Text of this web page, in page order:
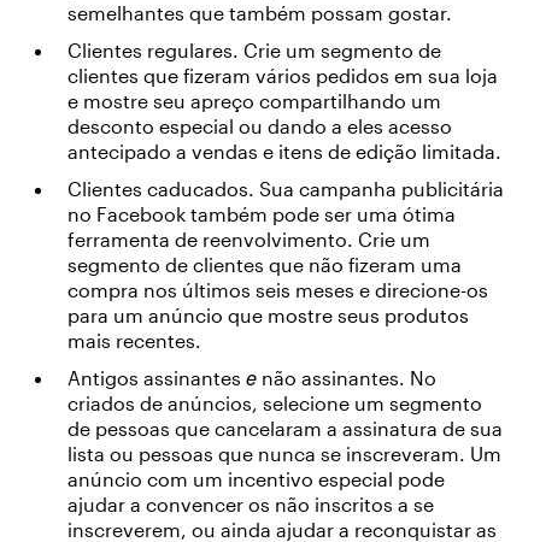
semelhantes que também possam gostar.
Clientes regulares. Crie um segmento de
clientes que fizeram vários pedidos em sua loja
e mostre seu apreço compartilhando um
desconto especial ou dando a eles acesso
antecipado a vendas e itens de edição limitada.
Clientes caducados. Sua campanha publicitária
no Facebook também pode ser uma ótima
ferramenta de reenvolvimento. Crie um
segmento de clientes que não fizeram uma
compra nos últimos seis meses e direcione-os
para um anúncio que mostre seus produtos
mais recentes.
Antigos assinantes e não assinantes. No
criados de anúncios, selecione um segmento
de pessoas que cancelaram a assinatura de sua
lista ou pessoas que nunca se inscreveram. Um
anúncio com um incentivo especial pode
ajudar a convencer os não inscritos a se
inscreverem, ou ainda ajudar a reconquistar as